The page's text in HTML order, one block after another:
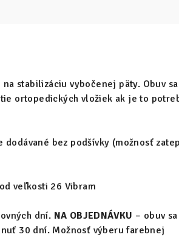
stabilizáciu vybočenej päty. Obuv sa
ortopedických vložiek ak je to
dodávané bez podšívky (možnosť
veľkosti 26 Vibram
dní. NA OBJEDNÁVKU – obuv sa
30 dní. Možnosť výberu farebnej